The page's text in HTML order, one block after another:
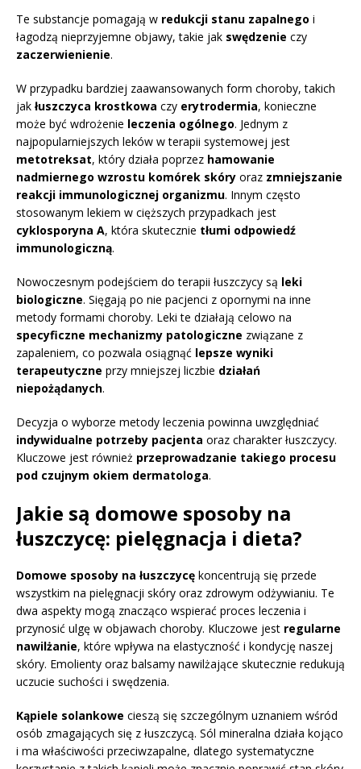
Te substancje pomagają w redukcji stanu zapalnego i
łagodzą nieprzyjemne objawy, takie jak swędzenie czy
zaczerwienienie.
W przypadku bardziej zaawansowanych form choroby, takich
jak łuszczyca krostkowa czy erytrodermia, konieczne
może być wdrożenie leczenia ogólnego. Jednym z
najpopularniejszych leków w terapii systemowej jest
metotreksat, który działa poprzez hamowanie
nadmiernego wzrostu komórek skóry oraz zmniejszanie
reakcji immunologicznej organizmu. Innym często
stosowanym lekiem w cięższych przypadkach jest
cyklosporyna A, która skutecznie tłumi odpowiedź
immunologiczną.
Nowoczesnym podejściem do terapii łuszczycy są leki
biologiczne. Sięgają po nie pacjenci z opornymi na inne
metody formami choroby. Leki te działają celowo na
specyficzne mechanizmy patologiczne związane z
zapaleniem, co pozwala osiągnąć lepsze wyniki
terapeutyczne przy mniejszej liczbie działań
niepożądanych.
Decyzja o wyborze metody leczenia powinna uwzględniać
indywidualne potrzeby pacjenta oraz charakter łuszczycy.
Kluczowe jest również przeprowadzanie takiego procesu
pod czujnym okiem dermatologa.
Jakie są domowe sposoby na
łuszczycę: pielęgnacja i dieta?
Domowe sposoby na łuszczycę koncentrują się przede
wszystkim na pielęgnacji skóry oraz zdrowym odżywianiu. Te
dwa aspekty mogą znacząco wspierać proces leczenia i
przynosić ulgę w objawach choroby. Kluczowe jest regularne
nawilżanie, które wpływa na elastyczność i kondycję naszej
skóry. Emolienty oraz balsamy nawilżające skutecznie redukują
uczucie suchości i swędzenia.
Kąpiele solankowe cieszą się szczególnym uznaniem wśród
osób zmagających się z łuszczycą. Sól mineralna działa kojąco
i ma właściwości przeciwzapalne, dlatego systematyczne